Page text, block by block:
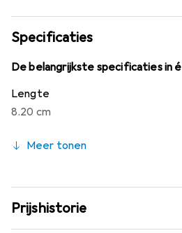
zorgt voor duurzaamheid en
1/4"-schacht een brede
boormachines garandeert. Het
en diamantgecoate gatenzagen
Specificaties
De belangrijkste specificaties in
Lengte
8.20 cm
Meer tonen
Prijshistorie